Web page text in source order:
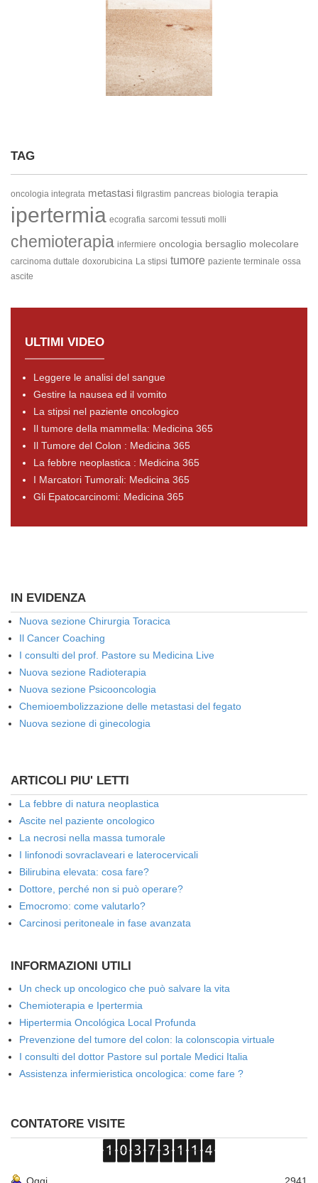
TAG
oncologia integrata metastasi filgrastim pancreas biologia terapia
ipertermia ecografia sarcomi tessuti molli
chemioterapia infermiere oncologia bersaglio molecolare
carcinoma duttale doxorubicina La stipsi tumore paziente terminale ossa
ascite
ULTIMI VIDEO
Leggere le analisi del sangue
Gestire la nausea ed il vomito
La stipsi nel paziente oncologico
Il tumore della mammella: Medicina 365
Il Tumore del Colon : Medicina 365
La febbre neoplastica : Medicina 365
I Marcatori Tumorali: Medicina 365
Gli Epatocarcinomi: Medicina 365
IN EVIDENZA
Nuova sezione Chirurgia Toracica
Il Cancer Coaching
I consulti del prof. Pastore su Medicina Live
Nuova sezione Radioterapia
Nuova sezione Psicooncologia
Chemioembolizzazione delle metastasi del fegato
Nuova sezione di ginecologia
ARTICOLI PIU' LETTI
La febbre di natura neoplastica
Ascite nel paziente oncologico
La necrosi nella massa tumorale
I linfonodi sovraclaveari e laterocervicali
Bilirubina elevata: cosa fare?
Dottore, perché non si può operare?
Emocromo: come valutarlo?
Carcinosi peritoneale in fase avanzata
INFORMAZIONI UTILI
Un check up oncologico che può salvare la vita
Chemioterapia e Ipertermia
Hipertermia Oncológica Local Profunda
Prevenzione del tumore del colon: la colonscopia virtuale
I consulti del dottor Pastore sul portale Medici Italia
Assistenza infermieristica oncologica: come fare ?
CONTATORE VISITE